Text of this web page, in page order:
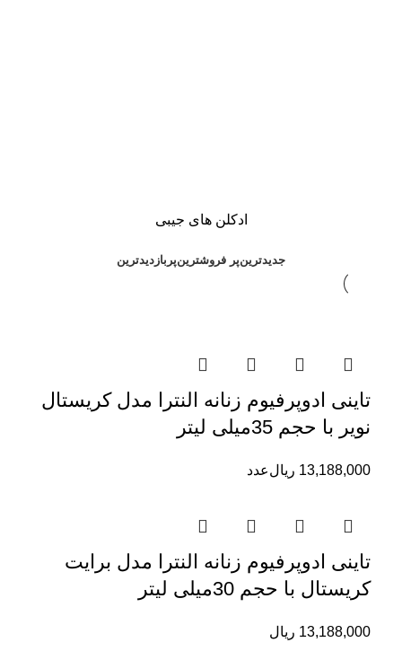
ادکلن های جیبی
جدیدترینپر فروشترینپربازدیدترین
تاینی ادوپرفیوم زنانه النترا مدل کریستال
نویر با حجم 35میلی لیتر
13,188,000 ریالعدد
تاینی ادوپرفیوم زنانه النترا مدل برایت
کریستال با حجم 30میلی لیتر
13,188,000 ریال